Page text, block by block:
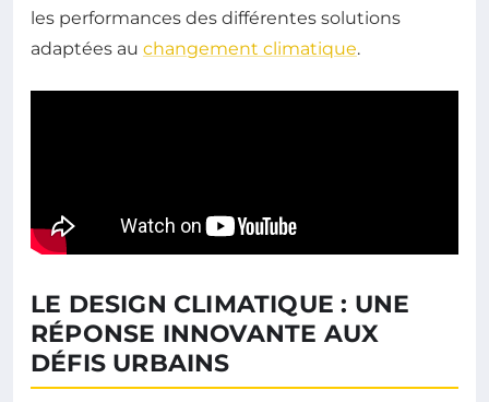
les performances des différentes solutions
adaptées au changement climatique.
LE DESIGN CLIMATIQUE : UNE
RÉPONSE INNOVANTE AUX
DÉFIS URBAINS